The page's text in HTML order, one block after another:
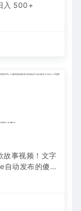
入 500+
故事视频！文字
自动发布的傻瓜